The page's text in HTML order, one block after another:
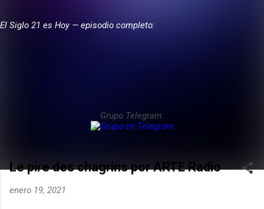
El Siglo 21 es Hoy — episodio completo:
Grupo Telegram:
Le pire des chagrins por ARTE Radio
enero 19, 2021